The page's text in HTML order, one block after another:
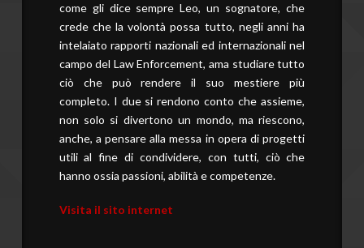
come gli dice sempre Leo, un sognatore, che
crede che la volontà possa tutto, negli anni ha
intelaiato rapporti nazionali ed internazionali nel
campo del Law Enforcement, ama studiare tutto
ciò che può rendere il suo mestiere più
completo. I due si rendono conto che assieme,
non solo si divertono un mondo, ma riescono,
anche, a pensare alla messa in opera di progetti
utili al fine di condividere, con tutti, ciò che
hanno ossia passioni, abilità e competenze.
Visita il sito internet